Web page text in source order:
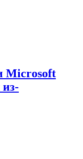
Microsoft
из-